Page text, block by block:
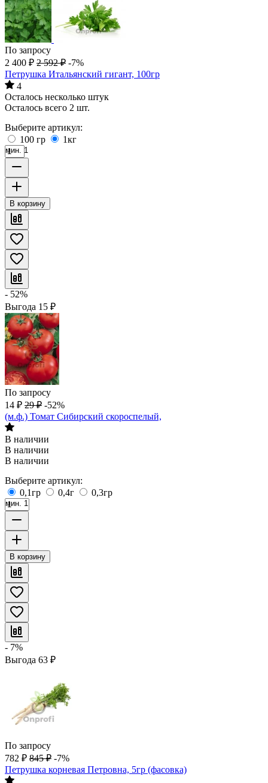
По запросу
2 400 ₽ 2 592 ₽ -7%
Петрушка Итальянский гигант, 100гр
4
Осталось несколько штук
Осталось всего 2 шт.
Выберите артикул:
100 гр
1кг
мин. 1
В корзину
- 52%
Выгода 15 ₽
По запросу
14 ₽ 29 ₽ -52%
(м.ф.) Томат Сибирский скороспелый,
В наличии
В наличии
В наличии
Выберите артикул:
0,1гр
0,4г 0,3гр
мин. 1
В корзину
- 7%
Выгода 63 ₽
По запросу
782 ₽ 845 ₽ -7%
Петрушка корневая Петровна, 5гр (фасовка)